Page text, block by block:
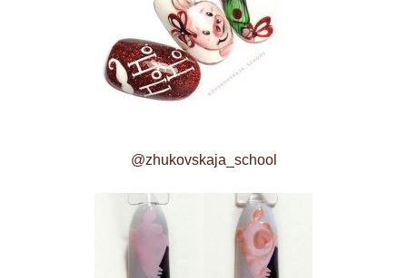
@zhukovskaja_school